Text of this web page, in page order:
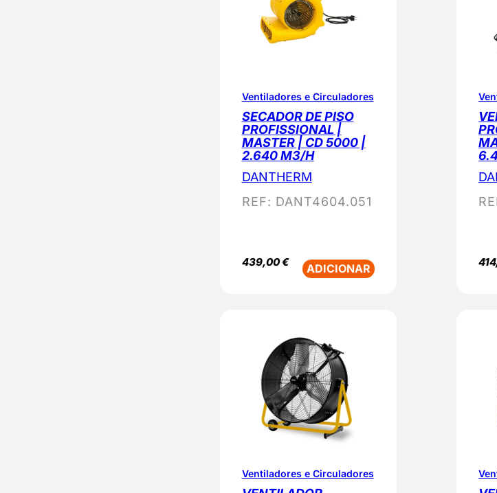
Ventiladores e Circuladores
SECADOR DE PISO
PROFISSIONAL |
MASTER | CD 5000 |
2.640 M3/H
DANTHERM
REF: DANT4604.051
439,00€
ADICIONAR
Ventiladores e Circuladores